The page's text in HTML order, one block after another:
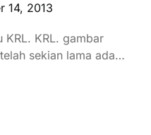
14, 2013
KRL. gambar
sekian lama ada…